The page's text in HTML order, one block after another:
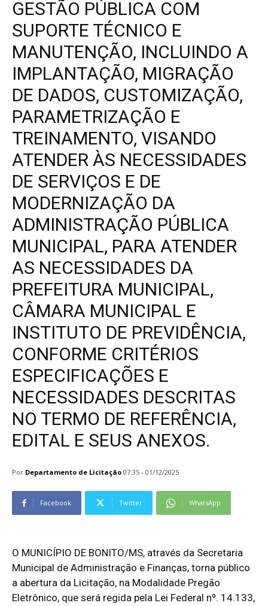
GESTÃO PÚBLICA COM
SUPORTE TÉCNICO E
MANUTENÇÃO, INCLUINDO A
IMPLANTAÇÃO, MIGRAÇÃO
DE DADOS, CUSTOMIZAÇÃO,
PARAMETRIZAÇÃO E
TREINAMENTO, VISANDO
ATENDER ÀS NECESSIDADES
DE SERVIÇOS E DE
MODERNIZAÇÃO DA
ADMINISTRAÇÃO PÚBLICA
MUNICIPAL, PARA ATENDER
AS NECESSIDADES DA
PREFEITURA MUNICIPAL,
CÂMARA MUNICIPAL E
INSTITUTO DE PREVIDÊNCIA,
CONFORME CRITÉRIOS
ESPECIFICAÇÕES E
NECESSIDADES DESCRITAS
NO TERMO DE REFERÊNCIA,
EDITAL E SEUS ANEXOS.
Por Departamento de Licitação 07:35 - 01/12/2025
Facebook Twitter WhatsApp
O MUNICÍPIO DE BONITO/MS, através da Secretaria
Municipal de Administração e Finanças, torna público
a abertura da Licitação, na Modalidade Pregão
Eletrônico, que será regida pela Lei Federal nº. 14.133,